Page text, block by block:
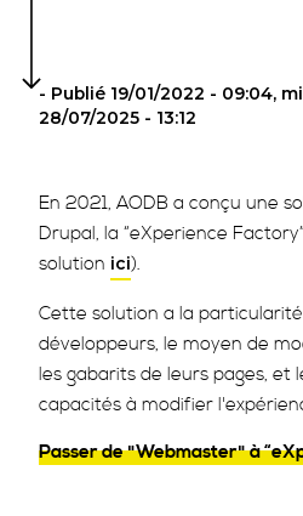
- Publié 19/01/2022 - 09:04,
28/07/2025 - 13:12
En 2021, AODB a conçu une
Drupal, la “eXperience
solution ici).
Cette solution a la
développeurs, le moyen de
les gabarits de leurs pages, et
capacités à modifier
Passer de "Webmaster" à